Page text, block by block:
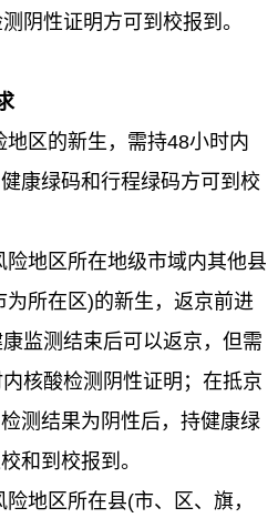
阴性证明方可到校报到。
地区的新生，需持48小时内
康绿码和行程绿码方可到校
险地区所在地级市域内其他县
为所在区)的新生，返京前进
监测结束后可以返京，但需
核酸检测阴性证明；在抵京
测结果为阴性后，持健康绿
和到校报到。
险地区所在县(市、区、旗，